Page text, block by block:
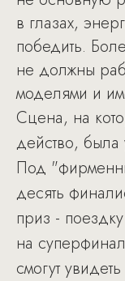
в глазах,
победить.
не должны
моделями и
Сцена, на
действо,
Под
десять
приз -
на
смогут